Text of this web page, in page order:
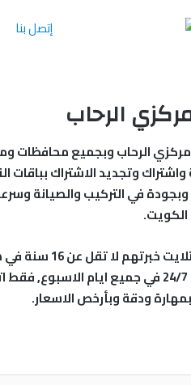
الرحاب
الرحاب وبجميع محافظات
وتجديد الاشتراك بباقات
في التركيب والصيانة
يوجد لدينا
ودقة وبأرخص الاسعار.